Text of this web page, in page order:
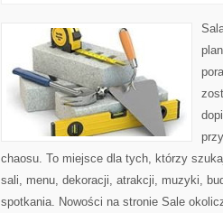
chaosu. To miejsce dla tych, którzy
sali, menu, dekoracji, atrakcji, muzyki,
spotkania. Nowości na stronie Sale